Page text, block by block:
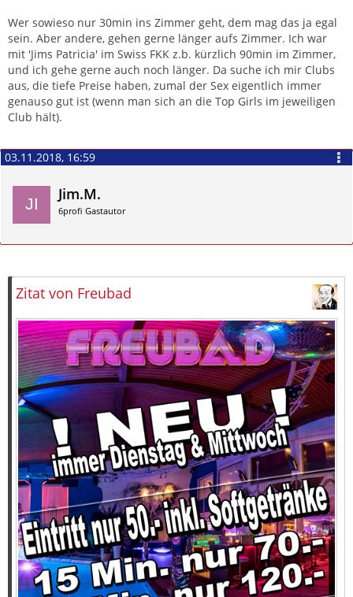
Wer sowieso nur 30min ins Zimmer geht, dem mag das ja egal
sein. Aber andere, gehen gerne länger aufs Zimmer. Ich war
mit 'Jims Patricia' im Swiss FKK z.b. kürzlich 90min im Zimmer,
und ich gehe gerne auch noch länger. Da suche ich mir Clubs
aus, die tiefe Preise haben, zumal der Sex eigentlich immer
genauso gut ist (wenn man sich an die Top Girls im jeweiligen
Club hält).
03.11.2018, 16:59
Jim.M.
6profi Gastautor
Zitat von Freubad
Zitieren